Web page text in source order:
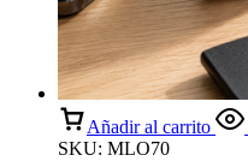
Añadir al carrito
SKU: MLO70